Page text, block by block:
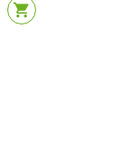
shopping_cart